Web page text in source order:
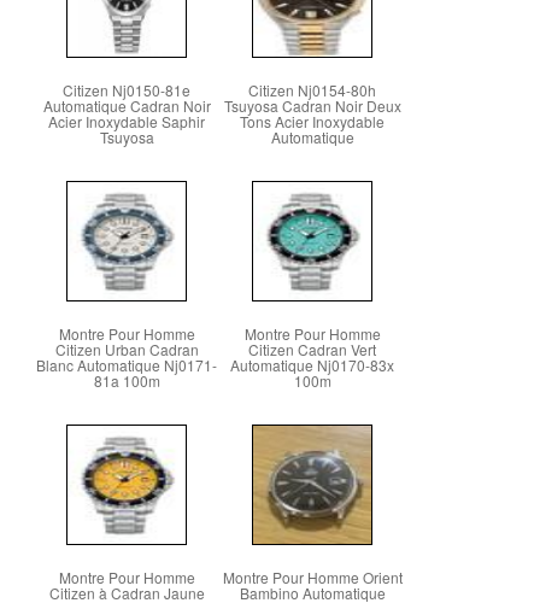
Citizen Nj0150-81e
Automatique Cadran Noir
Acier Inoxydable Saphir
Tsuyosa
Citizen Nj0154-80h
Tsuyosa Cadran Noir Deux
Tons Acier Inoxydable
Automatique
Montre Pour Homme
Citizen Urban Cadran
Blanc Automatique Nj0171-
81a 100m
Montre Pour Homme
Citizen Cadran Vert
Automatique Nj0170-83x
100m
Montre Pour Homme
Citizen à Cadran Jaune
Montre Pour Homme Orient
Bambino Automatique